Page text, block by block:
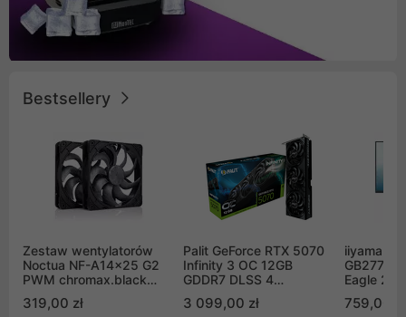
Bestsellery
Zestaw wentylatorów
Noctua NF-A14x25 G2
PWM chromax.black
Push Pull (2szt)
319,00 zł
Palit GeForce RTX 5070
Infinity 3 OC 12GB
GDDR7 DLSS 4
GB2050S)
3 099,00 zł
iiyama G-
Eagle 27"
759,00 zł